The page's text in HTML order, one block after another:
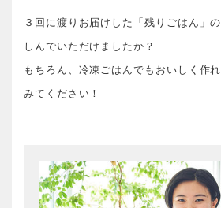
３回に渡りお届けした「残りごはん」
しんでいただけましたか？
もちろん、冷凍ごはんでもおいしく作
みてください！